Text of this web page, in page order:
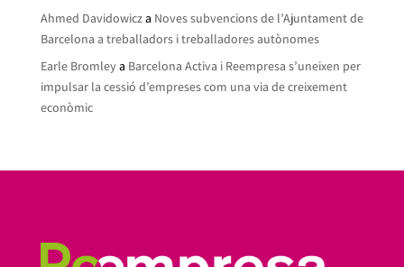
Ahmed Davidowicza Noves subvencions de l’Ajuntament de
Barcelona a treballadors i treballadores autònomes
Earle Bromleya Barcelona Activa i Reempresa s’uneixen per
impulsar la cessió d’empreses com una via de creixement
econòmic